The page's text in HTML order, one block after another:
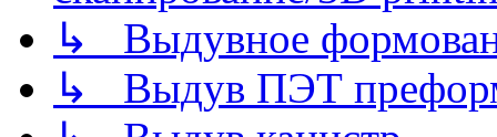
↳ Выдувное
↳ Выдув ПЭТ